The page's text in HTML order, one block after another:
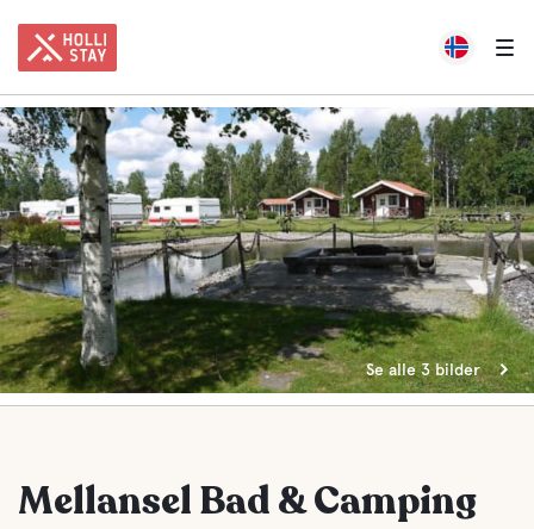
Se alle 3 bilder
Mellansel Bad & Camping